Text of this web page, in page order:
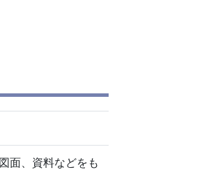
面、資料などをも